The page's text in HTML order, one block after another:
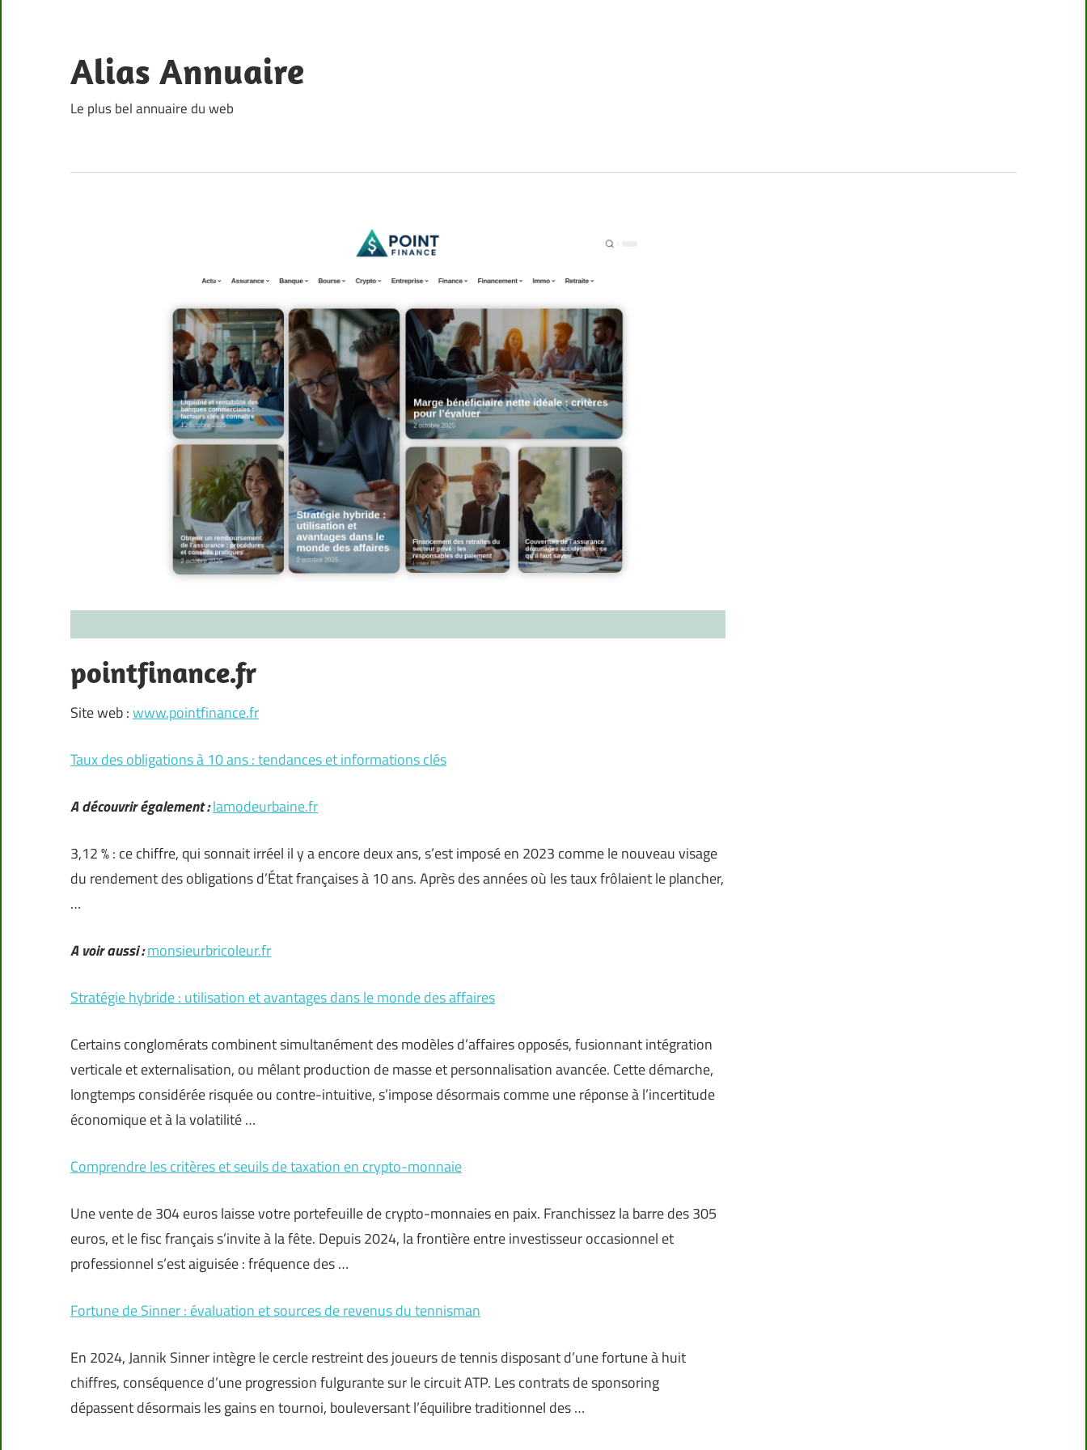
content
Alias Annuaire
Le plus bel annuaire du web
pointfinance.fr
Site web :www.pointfinance.fr
Taux des obligations à 10 ans : tendances et informations clés
A découvrir également :lamodeurbaine.fr
3,12 % : ce chiffre, qui sonnait irréel il y a encore deux ans, s’est imposé en 2023 comme le nouveau visage
du rendement des obligations d’État françaises à 10 ans. Après des années où les taux frôlaient le plancher,
…
A voir aussi :monsieurbricoleur.fr
Stratégie hybride : utilisation et avantages dans le monde des affaires
Certains conglomérats combinent simultanément des modèles d’affaires opposés, fusionnant intégration
verticale et externalisation, ou mêlant production de masse et personnalisation avancée. Cette démarche,
longtemps considérée risquée ou contre-intuitive, s’impose désormais comme une réponse à l’incertitude
économique et à la volatilité …
Comprendre les critères et seuils de taxation en crypto-monnaie
Une vente de 304 euros laisse votre portefeuille de crypto-monnaies en paix. Franchissez la barre des 305
euros, et le fisc français s’invite à la fête. Depuis 2024, la frontière entre investisseur occasionnel et
professionnel s’est aiguisée : fréquence des …
Fortune de Sinner : évaluation et sources de revenus du tennisman
En 2024, Jannik Sinner intègre le cercle restreint des joueurs de tennis disposant d’une fortune à huit
chiffres, conséquence d’une progression fulgurante sur le circuit ATP. Les contrats de sponsoring
dépassent désormais les gains en tournoi, bouleversant l’équilibre traditionnel des …